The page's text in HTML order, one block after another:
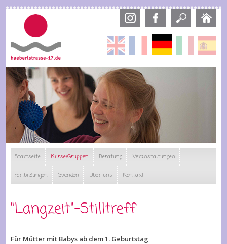
Direkt
Français Deutsch Italiano
Startseite Kurse/Gruppen Beratung Veranstaltungen
Fortbildungen Spenden Über uns Kontakt
"Langzeit"-Stilltreff
Für Mütter mit Babys ab dem 1. Geburtstag